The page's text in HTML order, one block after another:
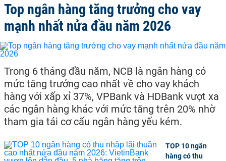
Top ngân hàng tăng trưởng cho vay
mạnh nhất nửa đầu năm 2026
Trong 6 tháng đầu năm, NCB là ngân hàng có
mức tăng trưởng cao nhất về cho vay khách
hàng với xấp xỉ 37%, VPBank và HDBank vượt xa
các ngân hàng khác với mức tăng trên 20% nhờ
tham gia tái cơ cấu ngân hàng yếu kém.
TOP 10 ngân
hàng có thu